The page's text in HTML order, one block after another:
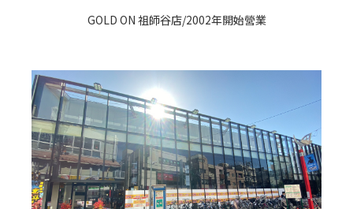
GOLD ON 祖師谷店/2002年開始營業